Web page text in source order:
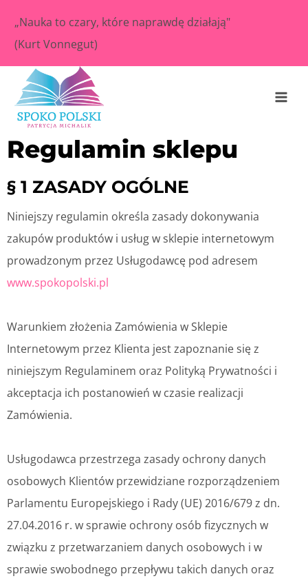
„Nauka to czary, które naprawdę działają"
(Kurt Vonnegut)
Regulamin sklepu
§ 1 ZASADY OGÓLNE
Niniejszy regulamin określa zasady dokonywania
zakupów produktów i usług w sklepie internetowym
prowadzonym przez Usługodawcę pod adresem
www.spokopolski.pl
Warunkiem złożenia Zamówienia w Sklepie
Internetowym przez Klienta jest zapoznanie się z
niniejszym Regulaminem oraz Polityką Prywatności i
akceptacja ich postanowień w czasie realizacji
Zamówienia.
Usługodawca przestrzega zasady ochrony danych
osobowych Klientów przewidziane rozporządzeniem
Parlamentu Europejskiego i Rady (UE) 2016/679 z dn.
27.04.2016 r. w sprawie ochrony osób fizycznych w
związku z przetwarzaniem danych osobowych i w
sprawie swobodnego przepływu takich danych oraz